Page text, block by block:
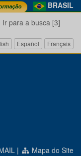
BRASIL
Ir para a busca [3]
Español Français
| Mapa do Site